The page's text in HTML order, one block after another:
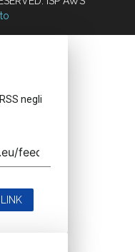
negli